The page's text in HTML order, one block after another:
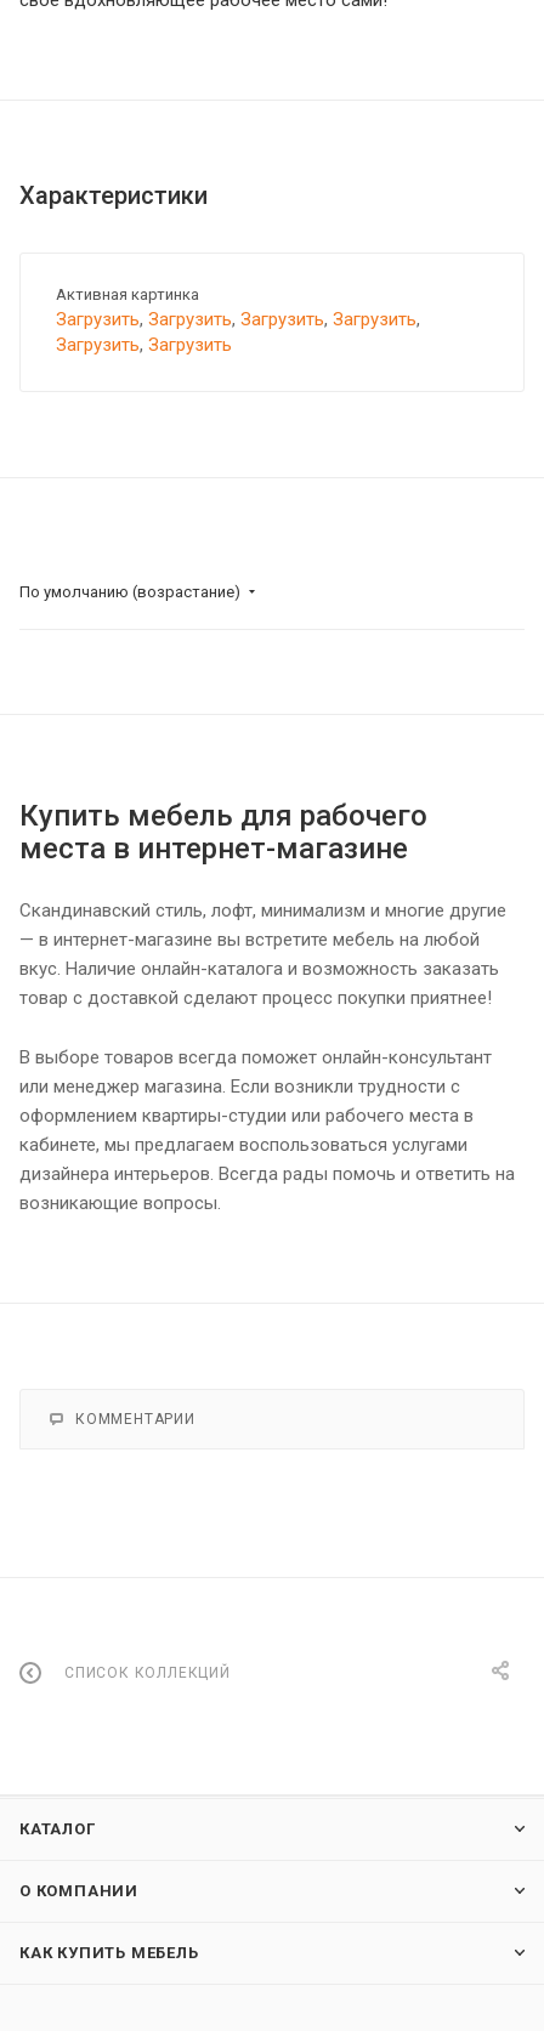
Характеристики
Активная картинка
Загрузить, Загрузить, Загрузить, Загрузить,
Загрузить, Загрузить
По умолчанию (возрастание)
Купить мебель для рабочего
места в интернет-магазине
Скандинавский стиль, лофт, минимализм и многие другие
— в интернет-магазине вы встретите мебель на любой
вкус. Наличие онлайн-каталога и возможность заказать
товар с доставкой сделают процесс покупки приятнее!
В выборе товаров всегда поможет онлайн-консультант
или менеджер магазина. Если возникли трудности с
оформлением квартиры-студии или рабочего места в
кабинете, мы предлагаем воспользоваться услугами
дизайнера интерьеров. Всегда рады помочь и ответить на
возникающие вопросы.
КОММЕНТАРИИ
СПИСОК КОЛЛЕКЦИЙ
КАТАЛОГ
О КОМПАНИИ
КАК КУПИТЬ МЕБЕЛЬ